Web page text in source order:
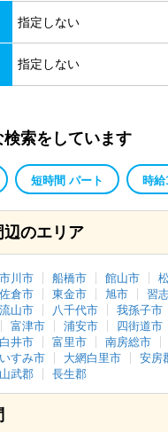
指定しない
指定しない
索をしています
短時間 パート 時給
辺のエリア
市川市 船橋市 館山市
佐倉市 東金市 旭市 習
流山市 八千代市 我孫子市
富津市 浦安市 四街道市
白井市 富里市 南房総市
いすみ市 大網白里市 安房
山武郡 長生郡